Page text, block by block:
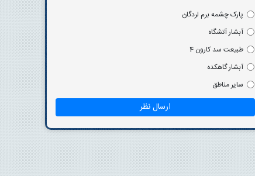
پارک چشمه برم لردگان
آبشار آتشگاه
طبیعت سد کارون 4
آبشار گاهکده
سایر مناطق